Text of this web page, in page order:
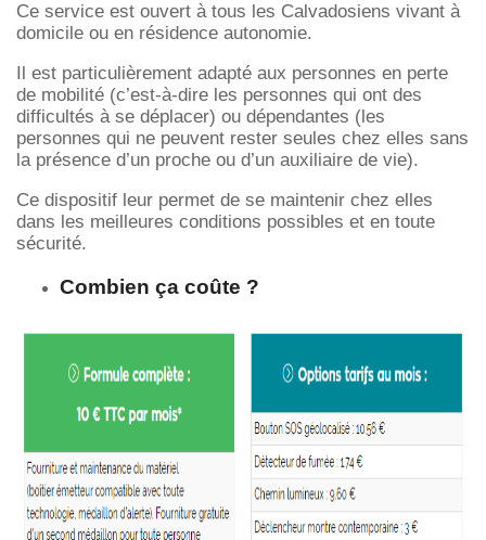
Ce service est ouvert à tous les Calvadosiens vivant à
domicile ou en résidence autonomie.
Il est particulièrement adapté aux personnes en perte
de mobilité (c’est-à-dire les personnes qui ont des
difficultés à se déplacer) ou dépendantes (les
personnes qui ne peuvent rester seules chez elles sans
la présence d’un proche ou d’un auxiliaire de vie).
Ce dispositif leur permet de se maintenir chez elles
dans les meilleures conditions possibles et en toute
sécurité.
Combien ça coûte ?